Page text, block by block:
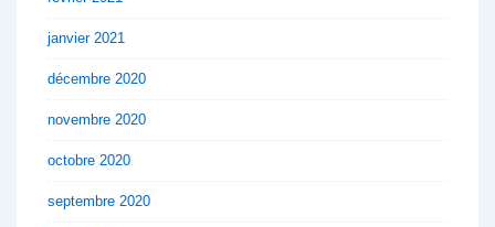
janvier 2021
décembre 2020
novembre 2020
octobre 2020
septembre 2020